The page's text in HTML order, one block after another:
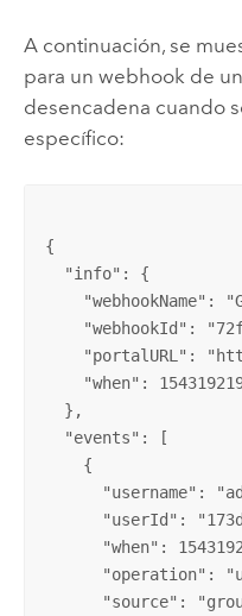
A continuación, se
para un webhook de
desencadena cuando
específico:
{
  "info": {
"webhookName":
"webhookId":
"portalURL":
"when":
  },
  "events": [
    {
"username":
"userId":
"when":
"operation":
"source":